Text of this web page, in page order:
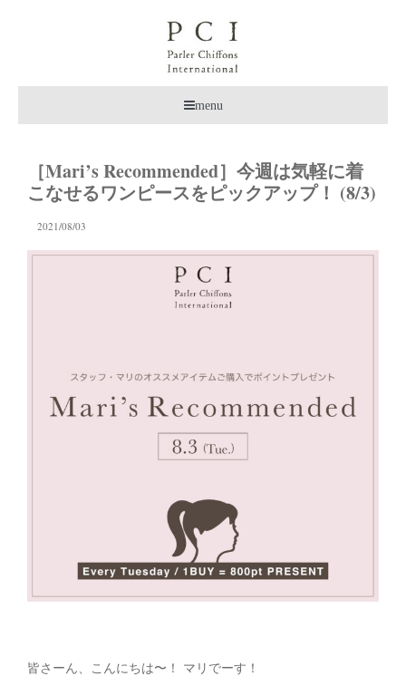
menu
［Mari’s Recommended］今週は気軽に着
こなせるワンピースをピックアップ！ (8/3)
2021/08/03
皆さーん、こんにちは〜！ マリでーす！